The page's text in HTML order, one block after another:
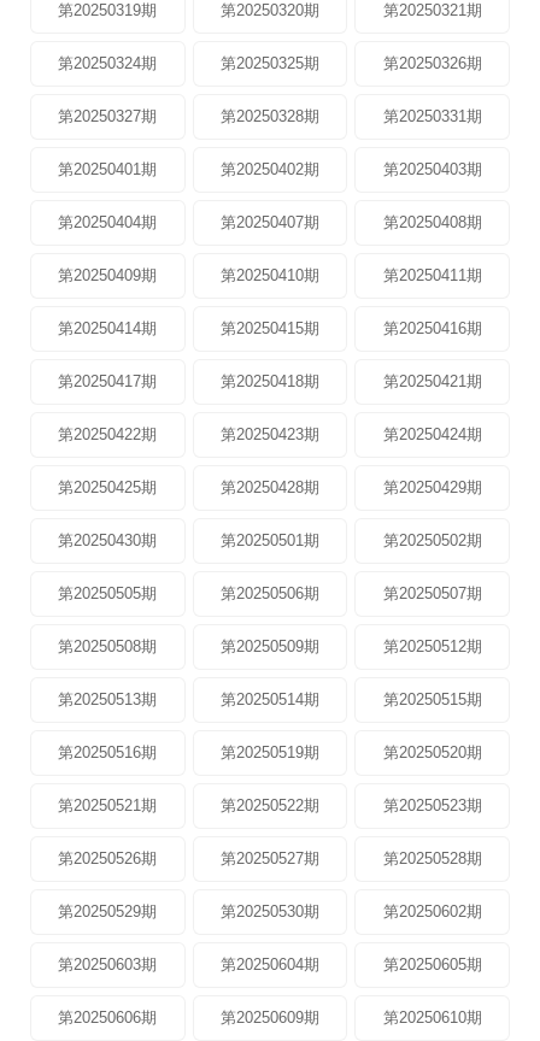
第20250319期 第20250320期 第20250321期
第20250324期 第20250325期 第20250326期
第20250327期 第20250328期 第20250331期
第20250401期 第20250402期 第20250403期
第20250404期 第20250407期 第20250408期
第20250409期 第20250410期 第20250411期
第20250414期 第20250415期 第20250416期
第20250417期 第20250418期 第20250421期
第20250422期 第20250423期 第20250424期
第20250425期 第20250428期 第20250429期
第20250430期 第20250501期 第20250502期
第20250505期 第20250506期 第20250507期
第20250508期 第20250509期 第20250512期
第20250513期 第20250514期 第20250515期
第20250516期 第20250519期 第20250520期
第20250521期 第20250522期 第20250523期
第20250526期 第20250527期 第20250528期
第20250529期 第20250530期 第20250602期
第20250603期 第20250604期 第20250605期
第20250606期 第20250609期 第20250610期